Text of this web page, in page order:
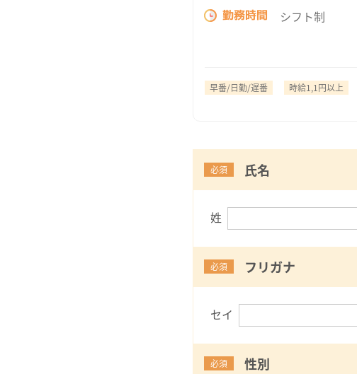
勤務時間 シフト制
早番/日勤/遅番 時給1,1円以上
必須 氏名
姓
必須 フリガナ
セイ
必須 性別